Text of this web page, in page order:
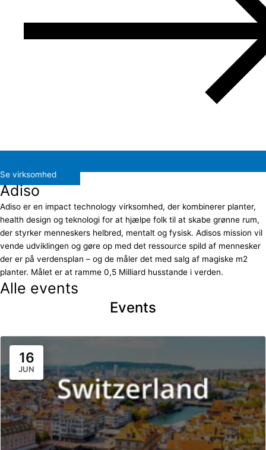
Se virksomhed
Adiso
Adiso er en impact technology virksomhed, der kombinerer planter,
health design og teknologi for at hjælpe folk til at skabe grønne rum,
der styrker menneskers helbred, mentalt og fysisk. Adisos mission vil
vende udviklingen og gøre op med det ressource spild af mennesker
der er på verdensplan – og de måler det med salg af magiske m2
planter. Målet er at ramme 0,5 Milliard husstande i verden.
Alle events
Events
16
JUN